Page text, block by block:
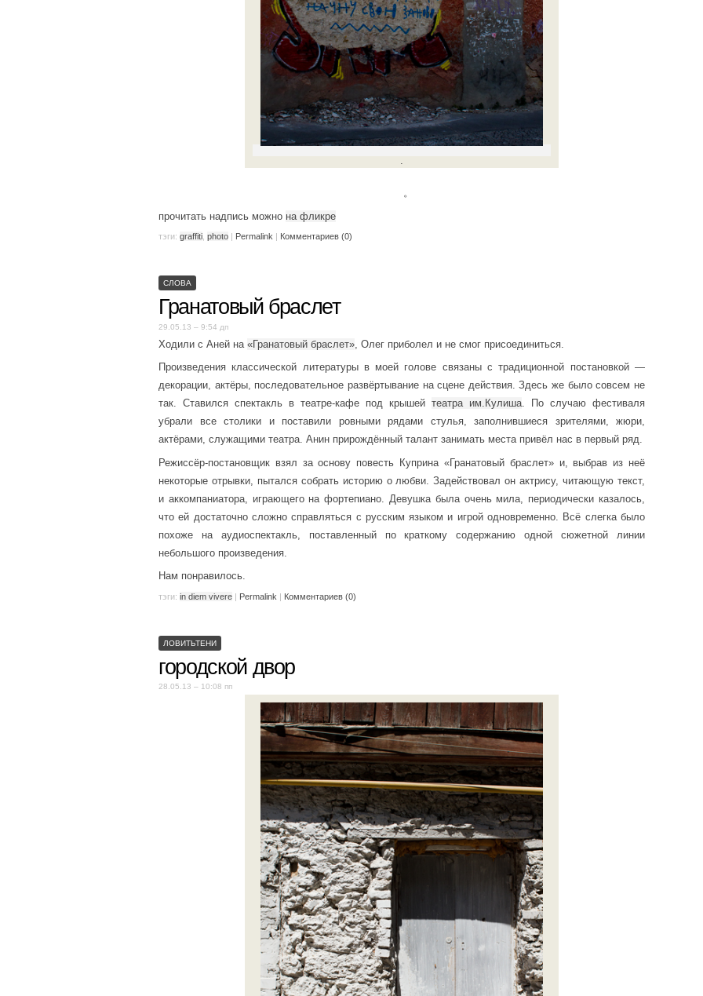
.
。
прочитать надпись можно на фликре
тэги: graffiti photo | Permalink | Комментариев (0)
СЛОВА
Гранатовый браслет
29.05.13 – 9:54 дп
Ходили с Аней на «Гранатовый браслет» , Олег приболел и не смог присоединиться.
Произведения классической литературы в моей голове связаны с традиционной постановкой —
декорации, актёры, последовательное развёртывание на сцене действия. Здесь же было совсем не
так. Ставился спектакль в театре-кафе под крышей театра им.Кулиша. По случаю фестиваля
убрали все столики и поставили ровными рядами стулья, заполнившиеся зрителями, жюри,
актёрами, служащими театра. Анин прирождённый талант занимать места привёл нас в первый ряд.
Режиссёр-постановщик взял за основу повесть Куприна «Гранатовый браслет» и, выбрав из неё
некоторые отрывки, пытался собрать историю о любви. Задействовал он актрису, читающую текст,
и аккомпаниатора, играющего на фортепиано. Девушка была очень мила, периодически казалось,
что ей достаточно сложно справляться с русским языком и игрой одновременно. Всё слегка было
похоже на аудиоспектакль, поставленный по краткому содержанию одной сюжетной линии
небольшого произведения.
Нам понравилось.
тэги: in diem vivere | Permalink | Комментариев (0)
ЛОВИТЬТЕНИ
городской двор
28.05.13 – 10:08 пп